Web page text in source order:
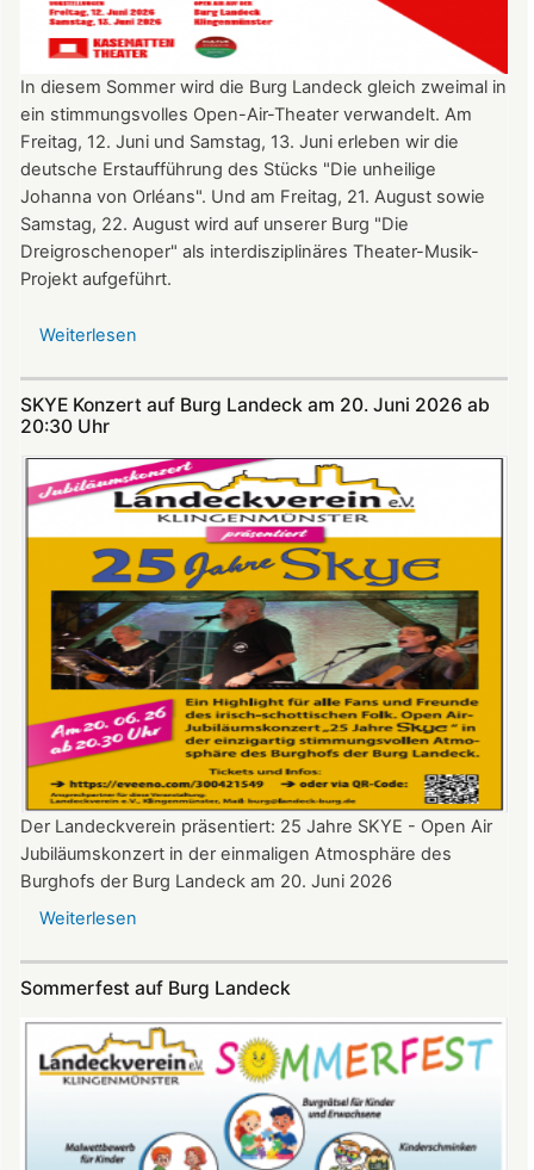
In diesem Sommer wird die Burg Landeck gleich zweimal in
ein stimmungsvolles Open-Air-Theater verwandelt. Am
Freitag, 12. Juni und Samstag, 13. Juni erleben wir die
deutsche Erstaufführung des Stücks "Die unheilige
Johanna von Orléans". Und am Freitag, 21. August sowie
Samstag, 22. August wird auf unserer Burg "Die
Dreigroschenoper" als interdisziplinäres Theater-Musik-
Projekt aufgeführt.
Weiterlesen
Theatersommer
Burg
Landeck
SKYE Konzert auf Burg Landeck am 20. Juni 2026 ab
20:30 Uhr​​​​​​​​​​​​​​
Der Landeckverein präsentiert: 25 Jahre SKYE - Open Air
Jubiläumskonzert in der einmaligen Atmosphäre des
Burghofs der Burg Landeck am 20. Juni 2026
Weiterlesen
auf
Burg
Landeck
am
Juni
2026
Sommerfest auf Burg Landeck